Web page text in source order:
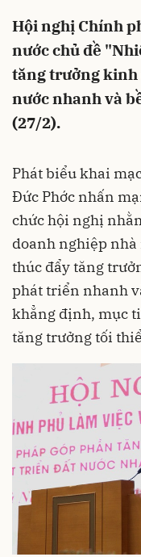
Hội nghị Chính
nước chủ đề
tăng trưởng kinh
nước nhanh và
(27/2).
Phát biểu khai
Đức Phớc nhấn
chức hội nghị
doanh nghiệp
thúc đẩy tăng
phát triển nhanh
khẳng định, mục
tăng trưởng tối